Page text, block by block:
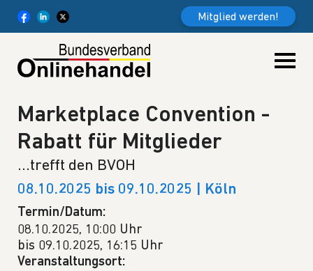
Mitglied werden!
Marketplace Convention -
Rabatt für Mitglieder
...trefft den BVOH
08.10.2025 bis 09.10.2025 | Köln
Termin/Datum:
08.10.2025, 10:00 Uhr
bis 09.10.2025, 16:15 Uhr
Veranstaltungsort: